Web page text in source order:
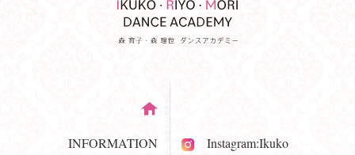
INFORMATION Instagram:Ikuko